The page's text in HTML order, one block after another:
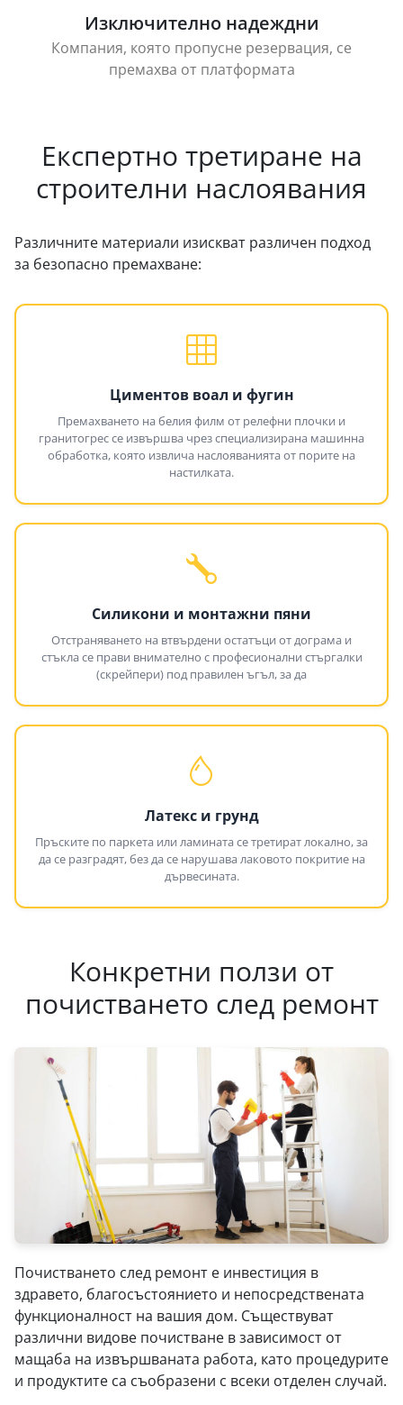
Изключително надеждни
Компания, която пропусне резервация, се
премахва от платформата
Експертно третиране на
строителни наслоявания
Различните материали изискват различен подход
за безопасно премахване:
Циментов воал и фугин
Премахването на белия филм от релефни плочки и
гранитогрес се извършва чрез специализирана машинна
обработка, която извлича наслояванията от порите на
настилката.
Силикони и монтажни пяни
Отстраняването на втвърдени остатъци от дограма и
стъкла се прави внимателно с професионални стъргалки
(скрейпери) под правилен ъгъл, за да
Латекс и грунд
Пръските по паркета или ламината се третират локално, за
да се разградят, без да се нарушава лаковото покритие на
дървесината.
Конкретни ползи от
почистването след ремонт
Почистването след ремонт е инвестиция в
здравето, благосъстоянието и непосредствената
функционалност на вашия дом. Съществуват
различни видове почистване в зависимост от
мащаба на извършваната работа, като процедурите
и продуктите са съобразени с всеки отделен случай.